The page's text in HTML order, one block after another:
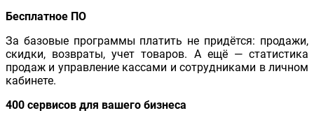
Бесплатное ПО
За базовые программы платить не придётся: продажи,
скидки, возвраты, учет товаров. А ещё — статистика
продаж и управление кассами и сотрудниками в личном
кабинете.
400 сервисов для вашего бизнеса